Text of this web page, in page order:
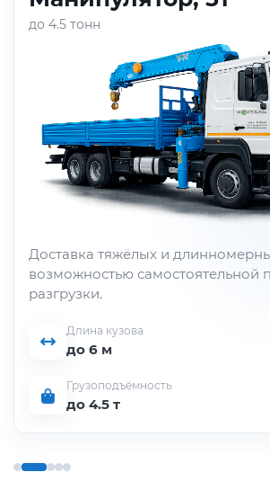
до 4.5 тонн
Доставка тяжёлых и
возможностью самостоятельной
разгрузки.
Длина кузова
до 6 м
Грузоподъёмность
до 4.5 т